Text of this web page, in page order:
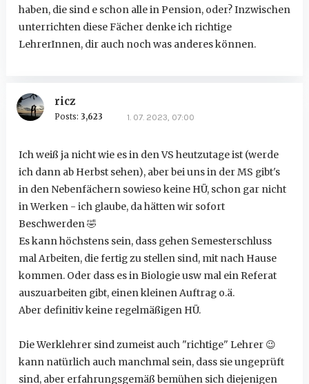
haben, die sind e schon alle in Pension, oder? Inzwischen
unterrichten diese Fächer denke ich richtige
LehrerInnen, dir auch noch was anderes können.
ricz
Posts: 3,623 1. 07. 2023, 07:00
Ich weiß ja nicht wie es in den VS heutzutage ist (werde
ich dann ab Herbst sehen), aber bei uns in der MS gibt's
in den Nebenfächern sowieso keine HÜ, schon gar nicht
in Werken - ich glaube, da hätten wir sofort
Beschwerden🤣
Es kann höchstens sein, dass gehen Semesterschluss
mal Arbeiten, die fertig zu stellen sind, mit nach Hause
kommen. Oder dass es in Biologie usw mal ein Referat
auszuarbeiten gibt, einen kleinen Auftrag o.ä.
Aber definitiv keine regelmäßigen HÜ.
Die Werklehrer sind zumeist auch "richtige" Lehrer 😉
kann natürlich auch manchmal sein, dass sie ungeprüft
sind, aber erfahrungsgemäß bemühen sich diejenigen